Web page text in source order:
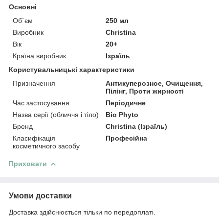
Основні
Об`єм
250 мл
Виробник
Christina
Вік
20+
Країна виробник
Ізраїль
Користувальницькі характеристики
Призначення
Антикуперозное, Очищення,
Пілінг, Проти жирності
Час застосування
Періодичне
Назва серії (обличчя і тіло)
Bio Phyto
Бренд
Christina (Ізраїль)
Класифікація
косметичного засобу
Професійна
Приховати
Умови доставки
Доставка здійснюється тільки по передоплаті.